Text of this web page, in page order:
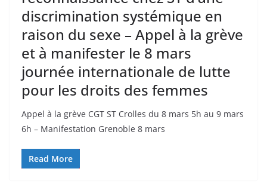
discrimination systémique en
raison du sexe – Appel à la grève
et à manifester le 8 mars
journée internationale de lutte
pour les droits des femmes
Appel à la grève CGT ST Crolles du 8 mars 5h au 9 mars
6h – Manifestation Grenoble 8 mars
Read More